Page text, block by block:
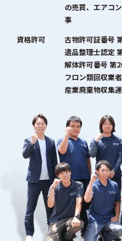
の売買、エアコ
事
資格許可
古物許可証番号
遺品整理士認定
解体許可番号 第
フロン類回収業
産業廃棄物収集